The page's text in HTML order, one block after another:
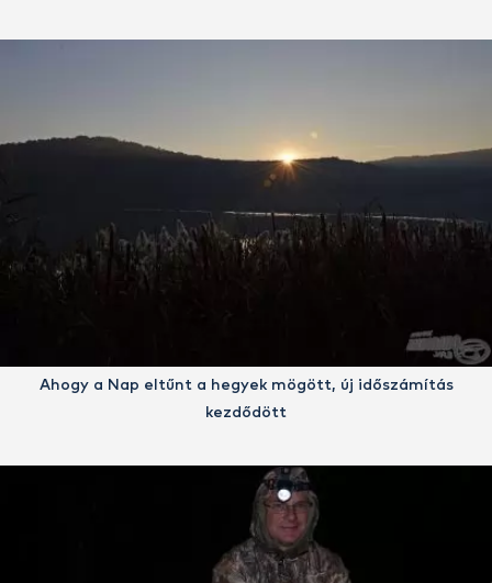
Ahogy a Nap eltűnt a hegyek mögött, új időszámítás
kezdődött